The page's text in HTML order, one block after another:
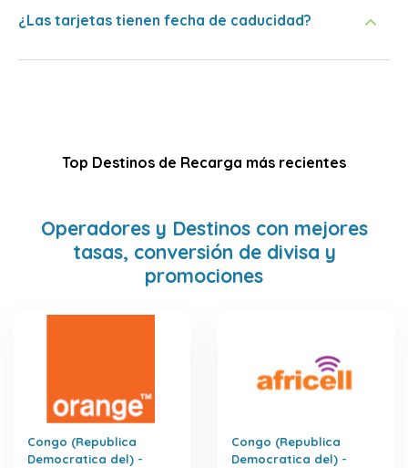
¿Las tarjetas tienen fecha de caducidad?
Top Destinos de Recarga más recientes
Operadores y Destinos con mejores
tasas, conversión de divisa y
promociones
Congo (Republica
Democratica del) -
Congo (Republica
Democratica del) -